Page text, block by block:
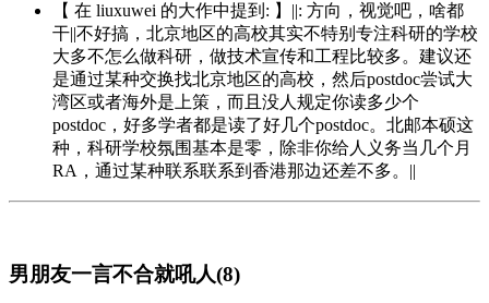
【 在 liuxuwei 的大作中提到: 】||: 方向，视觉吧，啥都
干||不好搞，北京地区的高校其实不特别专注科研的学校
大多不怎么做科研，做技术宣传和工程比较多。建议还
是通过某种交换找北京地区的高校，然后postdoc尝试大
湾区或者海外是上策，而且没人规定你读多少个
postdoc，好多学者都是读了好几个postdoc。北邮本硕这
种，科研学校氛围基本是零，除非你给人义务当几个月
RA，通过某种联系联系到香港那边还差不多。||
男朋友一言不合就吼人(8)